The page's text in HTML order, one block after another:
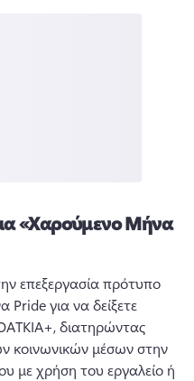
«Χαρούμενο Μήνα
επεξεργασία πρότυπο
Pride για να δείξετε
διατηρώντας
κοινωνικών μέσων στην
με χρήση του εργαλείο ή